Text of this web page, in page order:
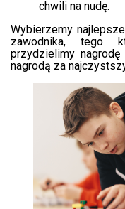
chwili na nudę.
Wybierzemy
zawodnika, tego
przydzielimy
nagrodą za